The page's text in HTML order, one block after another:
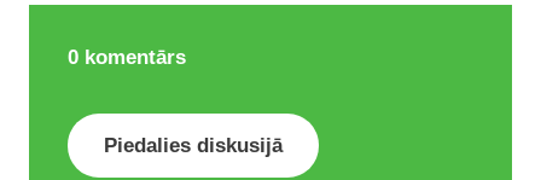
0 komentārs
Piedalies diskusijā